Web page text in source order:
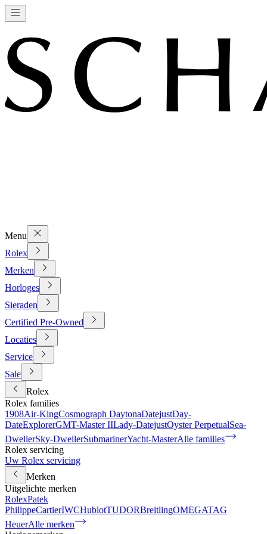
Menu
Rolex
Merken
Horloges
Sieraden
Certified Pre-Owned
Locaties
Service
Sale
Rolex
Rolex families
1908Air-KingCosmograph DaytonaDatejustDay-
DateExplorerGMT-Master IILady-DatejustOyster PerpetualSea-
DwellerSky-DwellerSubmarinerYacht-MasterAlle families
Rolex servicing
Uw Rolex servicing
Merken
Uitgelichte merken
RolexPatek
PhilippeCartierIWCHublotTUDORBreitlingOMEGATAG
HeuerAlle merken